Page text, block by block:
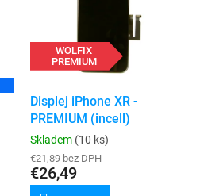
WOLFIX
PREMIUM
Displej iPhone XR -
PREMIUM (incell)
Skladem (10 ks)
€21,89 bez DPH
€26,49